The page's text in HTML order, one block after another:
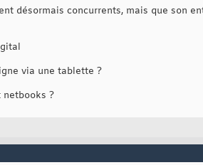
désormais concurrents, mais que son
via une tablette ?
netbooks ?